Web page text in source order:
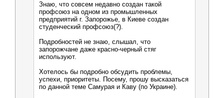
Знаю, что совсем недавно создан такой
профсоюз на одном из промышленных
предприятий г. Запорожье, в Киеве создан
студенческий профсоюз(?).
Подробностей не знаю, слышал, что
запорожчане даже красно-черный стяг
используют.
Хотелось бы подробно обсудить проблемы,
успехи, приоритеты. Посему, прошу высказаться
по данной теме Самурая и Каву (по Украине).